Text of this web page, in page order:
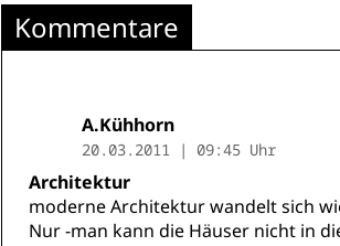
Kommentare
A.Kühhorn
20.03.2011 | 09:45 Uhr
Architektur
moderne Architektur wandelt sich
Nur -man kann die Häuser nicht in